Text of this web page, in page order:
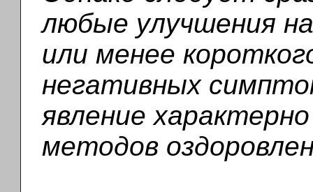
любые улучшения
или менее
негативных
явление
методов